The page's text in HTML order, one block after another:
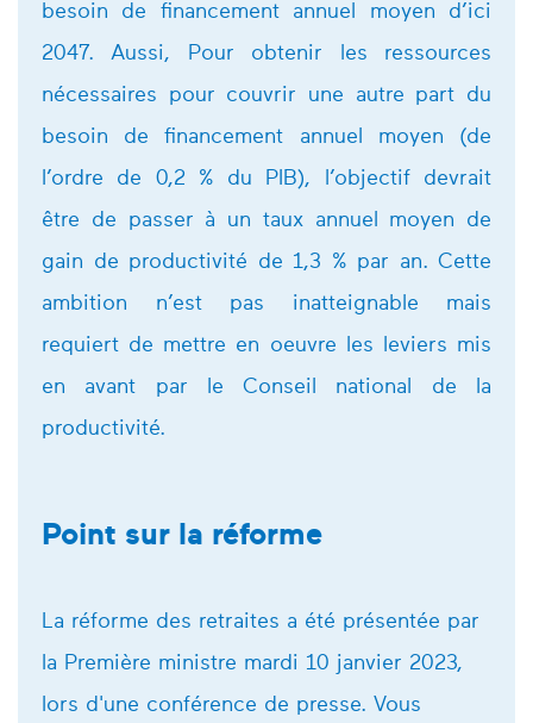
besoin de financement annuel moyen d’ici
2047. Aussi, Pour obtenir les ressources
nécessaires pour couvrir une autre part du
besoin de financement annuel moyen (de
l’ordre de 0,2 % du PIB), l’objectif devrait
être de passer à un taux annuel moyen de
gain de productivité de 1,3 % par an. Cette
ambition n’est pas inatteignable mais
requiert de mettre en oeuvre les leviers mis
en avant par le Conseil national de la
productivité.
Point sur la réforme
La réforme des retraites a été présentée par
la Première ministre mardi 10 janvier 2023,
lors d'une conférence de presse. Vous